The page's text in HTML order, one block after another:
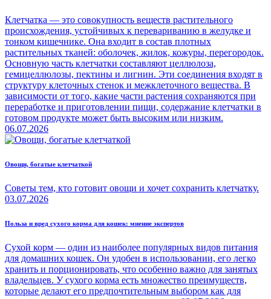
Клетчатка — это совокупность веществ растительного
происхождения, устойчивых к перевариванию в желудке и
тонком кишечнике. Она входит в состав плотных
растительных тканей: оболочек, жилок, кожуры, перегородок.
Основную часть клетчатки составляют целлюлоза,
гемицеллюлозы, пектины и лигнин. Эти соединения входят в
структуру клеточных стенок и межклеточного вещества. В
зависимости от того, какие части растения сохраняются при
переработке и приготовлении пищи, содержание клетчатки в
готовом продукте может быть высоким или низким.
06.07.2026
Овощи, богатые клетчаткой
Советы тем, кто готовит овощи и хочет сохранить клетчатку.
03.07.2026
Польза и вред сухого корма для кошек: мнение экспертов
Сухой корм — один из наиболее популярных видов питания
для домашних кошек. Он удобен в использовании, его легко
хранить и порционировать, что особенно важно для занятых
владельцев. У сухого корма есть множество преимуществ,
которые делают его предпочтительным выбором как для